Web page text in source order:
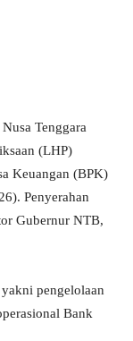
Tenggara
(LHP)
Keuangan (BPK)
Penyerahan
Gubernur NTB,
pengelolaan
Bank